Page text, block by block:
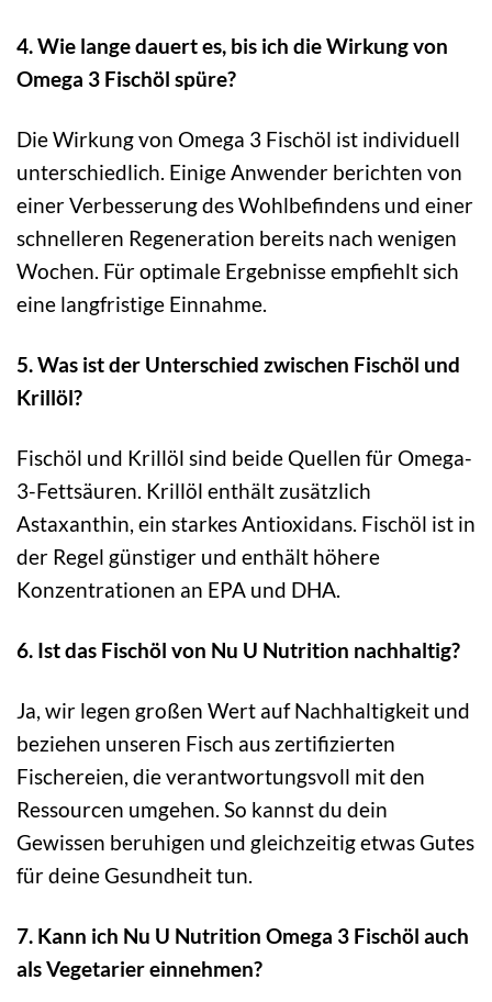
4. Wie lange dauert es, bis ich die Wirkung von
Omega 3 Fischöl spüre?
Die Wirkung von Omega 3 Fischöl ist individuell
unterschiedlich. Einige Anwender berichten von
einer Verbesserung des Wohlbefindens und einer
schnelleren Regeneration bereits nach wenigen
Wochen. Für optimale Ergebnisse empfiehlt sich
eine langfristige Einnahme.
5. Was ist der Unterschied zwischen Fischöl und
Krillöl?
Fischöl und Krillöl sind beide Quellen für Omega-
3-Fettsäuren. Krillöl enthält zusätzlich
Astaxanthin, ein starkes Antioxidans. Fischöl ist in
der Regel günstiger und enthält höhere
Konzentrationen an EPA und DHA.
6. Ist das Fischöl von Nu U Nutrition nachhaltig?
Ja, wir legen großen Wert auf Nachhaltigkeit und
beziehen unseren Fisch aus zertifizierten
Fischereien, die verantwortungsvoll mit den
Ressourcen umgehen. So kannst du dein
Gewissen beruhigen und gleichzeitig etwas Gutes
für deine Gesundheit tun.
7. Kann ich Nu U Nutrition Omega 3 Fischöl auch
als Vegetarier einnehmen?